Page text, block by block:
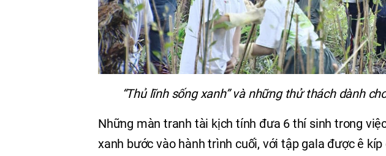
“Thủ lĩnh sống xanh” và những thử thách dành
Những màn tranh tài kịch tính đưa 6 thí sinh trong
xanh bước vào hành trình cuối, với tập gala được ê